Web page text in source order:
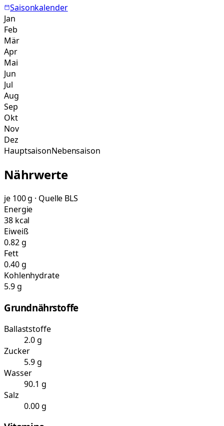
Saisonkalender
Jan
Feb
Mär
Apr
Mai
Jun
Jul
Aug
Sep
Okt
Nov
Dez
HauptsaisonNebensaison
Nährwerte
je 100 g · Quelle BLS
Energie
38 kcal
Eiweiß
0.82 g
Fett
0.40 g
Kohlenhydrate
5.9 g
Grundnährstoffe
Ballaststoffe
2.0 g
Zucker
5.9 g
Wasser
90.1 g
Salz
0.00 g